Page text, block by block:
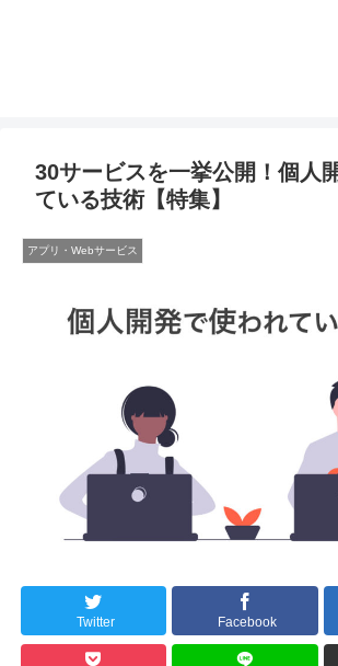
30サービスを一挙公開！個人
ている技術【特集】
アプリ・Webサービス
Twitter Facebook